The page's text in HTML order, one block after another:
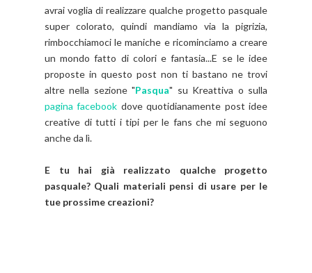
avrai voglia di realizzare qualche progetto pasquale
super colorato, quindi mandiamo via la pigrizia,
rimbocchiamoci le maniche e ricominciamo a creare
un mondo fatto di colori e fantasia...E se le idee
proposte in questo post non ti bastano ne trovi
altre nella sezione "Pasqua" su Kreattiva o sulla
pagina facebook dove quotidianamente post idee
creative di tutti i tipi per le fans che mi seguono
anche da lì.
E tu hai già realizzato qualche progetto
pasquale? Quali materiali pensi di usare per le
tue prossime creazioni?